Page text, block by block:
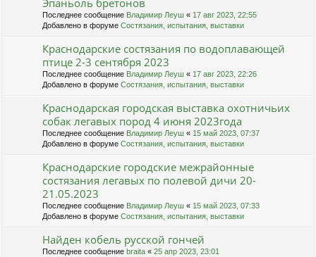
Эпаньоль бретонов
Последнее сообщение Владимир Леуш « 17 авг 2023, 22:55
Добавлено в форуме Состязания, испытания, выставки
Краснодарские состязания по водоплавающей
птице 2-3 сентября 2023
Последнее сообщение Владимир Леуш « 17 авг 2023, 22:26
Добавлено в форуме Состязания, испытания, выставки
Краснодарская городская выставка охотничьих
собак легавых пород 4 июня 2023года
Последнее сообщение Владимир Леуш « 15 май 2023, 07:37
Добавлено в форуме Состязания, испытания, выставки
Краснодарские городские межрайонные
состязания легавых по полевой дичи 20-
21.05.2023
Последнее сообщение Владимир Леуш « 15 май 2023, 07:33
Добавлено в форуме Состязания, испытания, выставки
Найден кобель русской гончей
Последнее сообщение braita « 25 апр 2023, 23:01